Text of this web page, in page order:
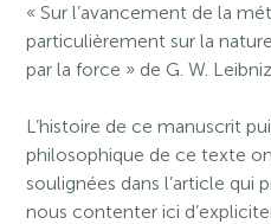
« Sur l’avancement de la
particulièrement sur la
par la force » de G. W.
L’histoire de ce manuscrit
philosophique de ce texte
soulignées dans l’article qui
nous contenter ici